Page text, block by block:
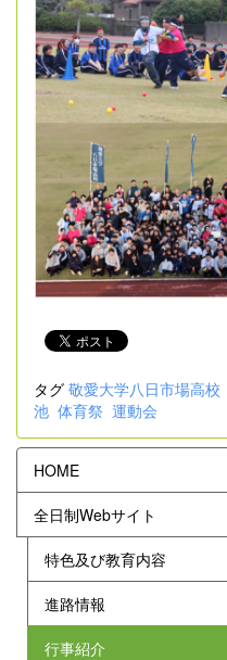
タグ 敬愛大学八日市場高校
池 体育祭 運動会
HOME
全日制Webサイト
特色及び教育内容
進路情報
行事紹介